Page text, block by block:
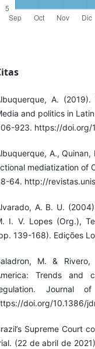
A.
and politics in
923. https://doi.org/
A.,
mediatization of
64. http://
A. B. U.
I. V. Lopes (Org.),
139-168). Edições
M. &
Trends and
Journal
doi.org/10.1386/
Supreme Court
(22 de abril de